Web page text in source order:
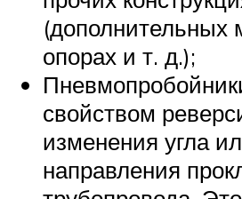
(дополнительных
опорах и т. д.);
свойством
изменения угла
направления